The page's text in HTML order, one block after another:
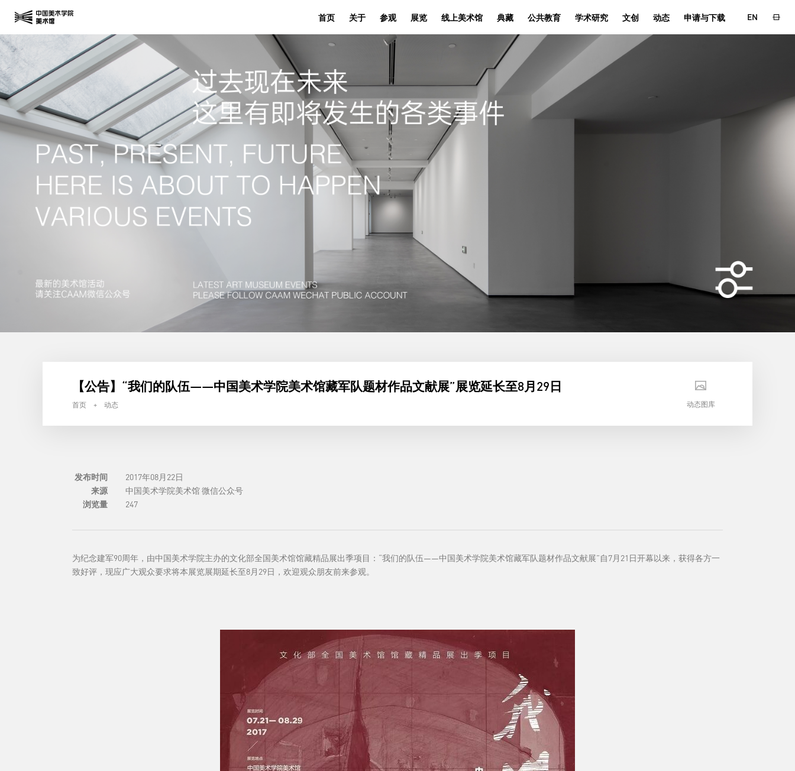
首页 关于 参观 展览 线上美术馆 典藏 公共教育 学术研究 文创 动态 申请与下载 EN
【公告】“我们的队伍——中国美术学院美术馆藏军队题材作品文献展”展览延长至8月29日
首页 + 动态 动态图库
发布时间
2017年08月22日
来源
中国美术学院美术馆 微信公众号
浏览量
247
为纪念建军90周年，由中国美术学院主办的文化部全国美术馆馆藏精品展出季项目：“我们的队伍——中国美术学院美术馆藏军队题材作品文献展”自7月21日开幕以来，获得各方一
致好评，现应广大观众要求将本展览展期延长至8月29日，欢迎观众朋友前来参观。